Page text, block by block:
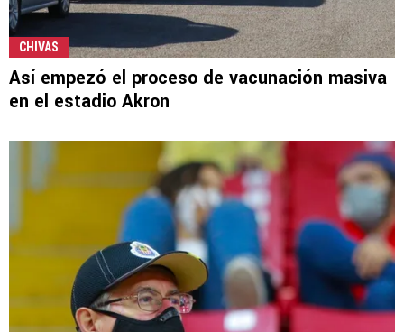
CHIVAS
Así empezó el proceso de vacunación masiva
en el estadio Akron